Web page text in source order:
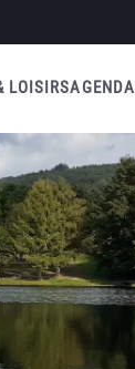
LOISIRSAGENDA